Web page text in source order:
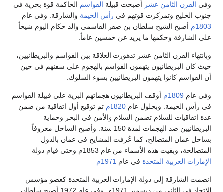
وفي القرن الثامن عشر أصبحت قبيلة القواسم الحاكمة قوة بحرية في
جنوب الخليج وتمركزت قوتهم في رأس الخيمة والشارقة. وفي عام
1803م
أصبح الشيخ سلطان بن صقر القاسمي والد حكام اليوم شيخاً
على الشارقة وحكمها ما يزيد عن خمسين عاماً.
وبانتهاء القرن الثامن عشر تدهورت العلاقة بين القواسم والبريطانيين،
حيث كان البريطانيون يتهمون القواسم بالهجوم على سفنهم في حين
أن القواسم كانوا يتهمون البريطانيين بسوء السلوك.
وفي عام 1809م
أوقف البريطانيون هجماتهم البرية على قبيلة القواسم
في رأس الخيمة. وبحلول عام 1820م
تم توقيع أول اتفاقية من ضمن
عدة اتفاقيات للسلام تضمن السلام والأمن في البحر وحماية
البريطانيين ضد الهجمات لمدة 150 سنة. وأصبح الساحل معروفاً
بساحل عمان المتصالح، كما عُرفت المشايخ في عمان بالدول
المتصالحة، وبقيت هذه الأسماء من عام 1853م وحتى قيام دولة
الإمارات العربية المتحدة في عام 1971م
انضمت الشارقة إلى دولة الإمارات العربية المتحدة كعضو مؤسس
للاتحاد في الثاني من ديسمبر 1971م. وفي عام 1972 أصبح سلطان